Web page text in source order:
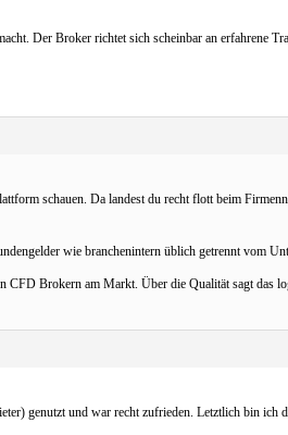
Der Broker richtet sich scheinbar an erfahrene
schauen. Da landest du recht flott beim
wie branchenintern üblich getrennt vom
CFD Brokern am Markt. Über die Qualität sagt
genutzt und war recht zufrieden. Letztlich bin